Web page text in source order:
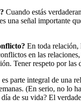
Cuando estás
una señal importante
En toda relación,
en las
Tener respeto por
parte integral de una
(En serio, no lo
de su vida? El